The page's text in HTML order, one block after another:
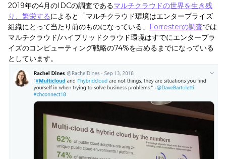
2019年の4月のIDCの調査であるマルチクラウドの世界を生き残
り、繁栄するによると「マルチクラウド環境はエンタープライズ
組織にとって当たり前のものになっている」 Forresterの調査では
マルチクラウド/ハイブリッドクラウド環境はすでにエンタープラ
イズのコンピューティング戦略の74%を占めるまでになっている
としています。